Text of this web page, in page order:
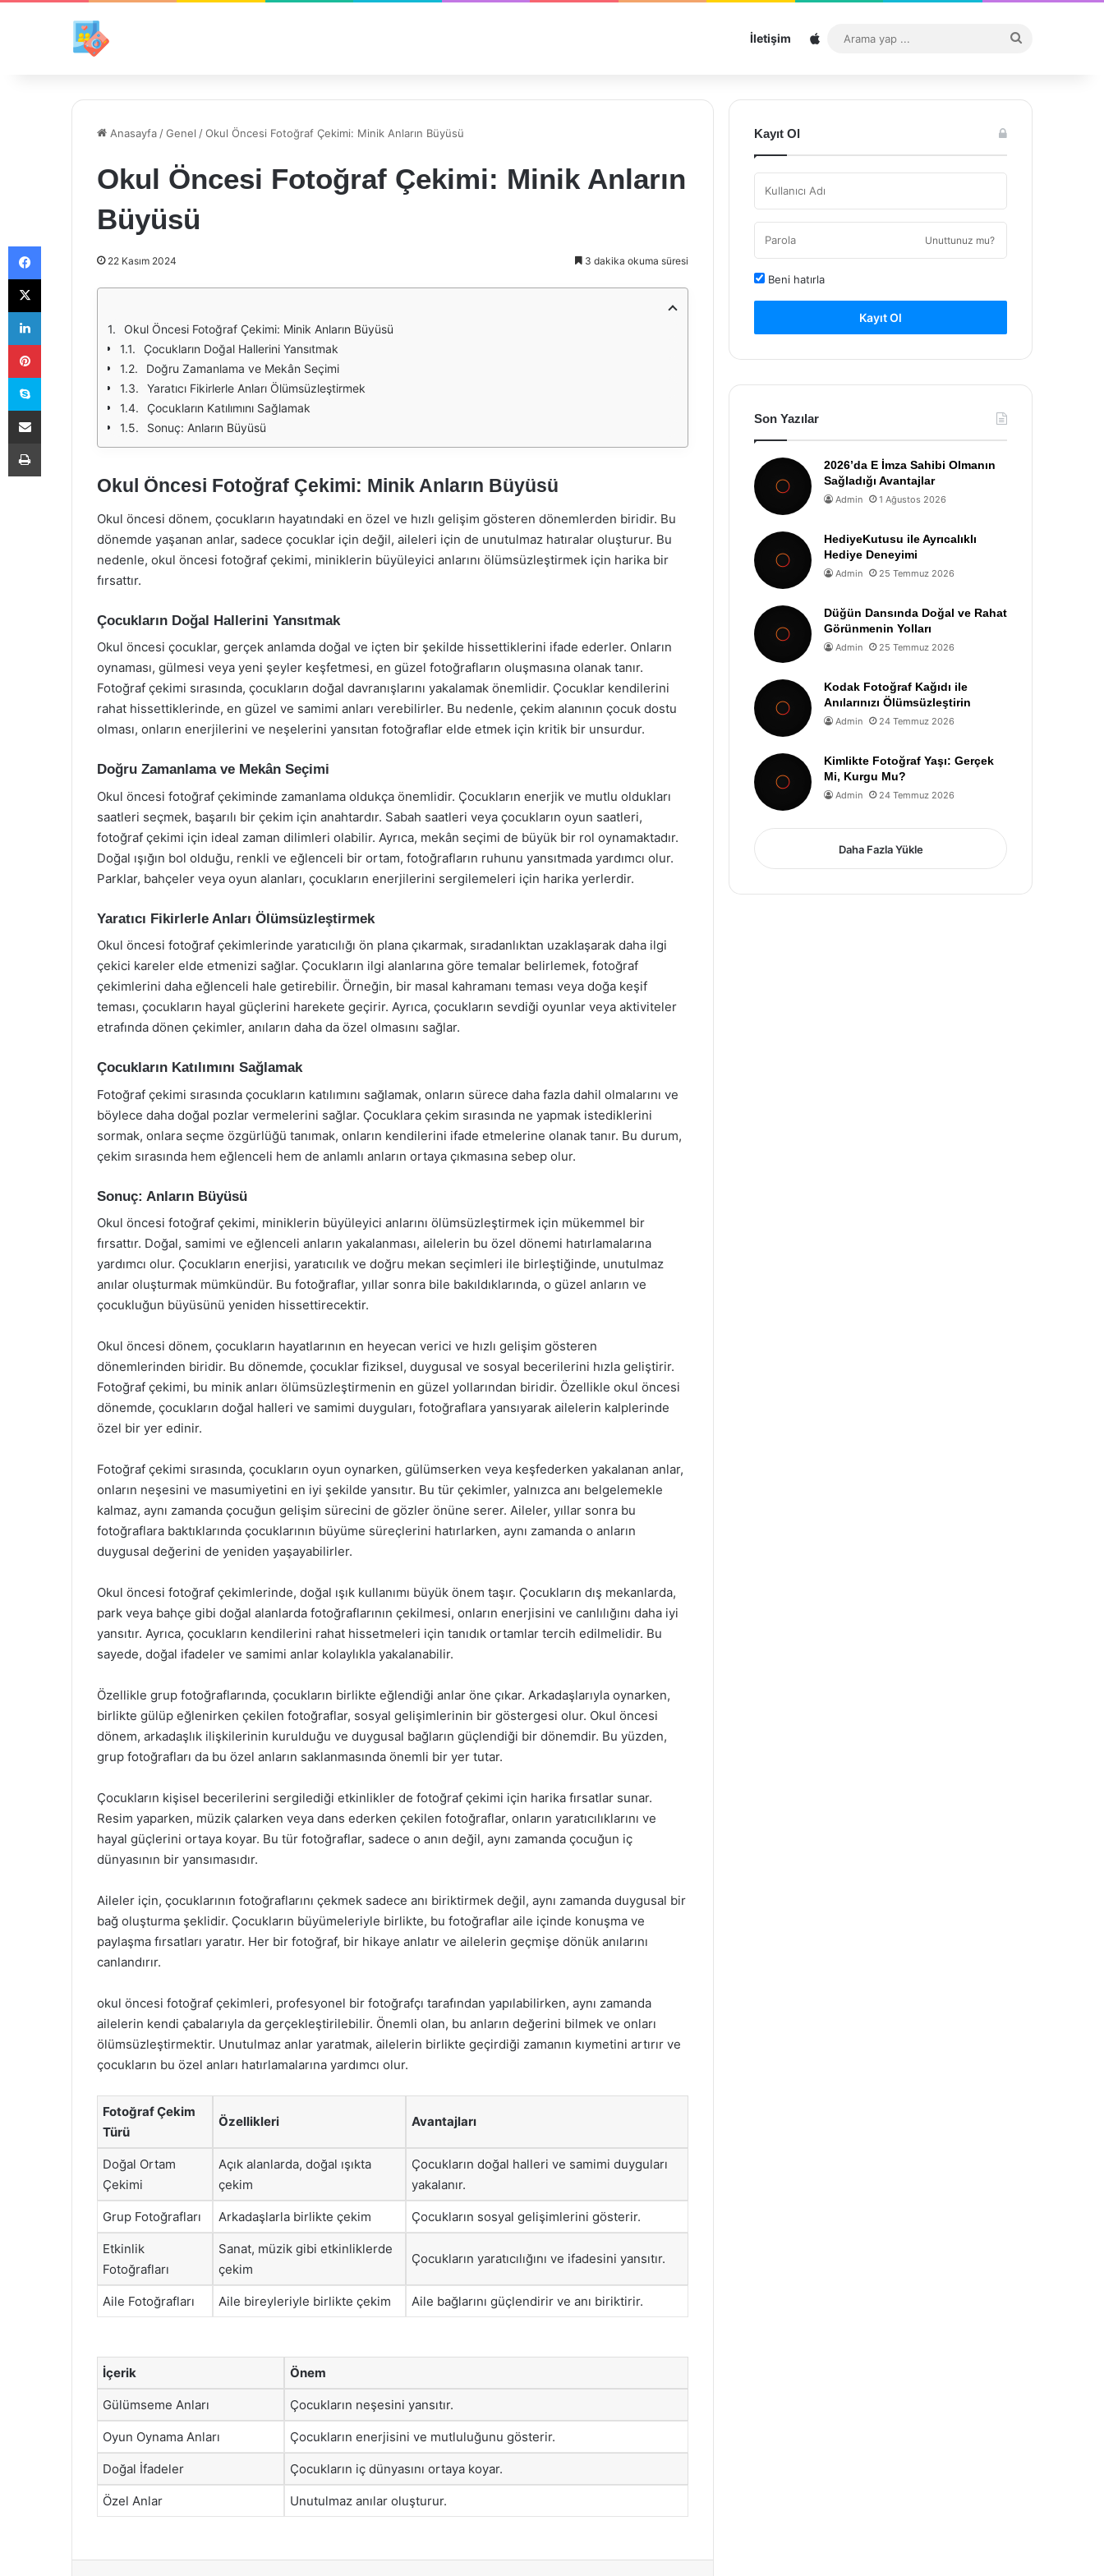
İletişim Sitemap
...
Anasayfa /Genel /Okul Öncesi Fotoğraf Çekimi: Minik Anların Büyüsü
Okul Öncesi Fotoğraf Çekimi: Minik Anların
Büyüsü
22 Kasım 2024 3 dakika okuma süresi
Okul Öncesi Fotoğraf Çekimi: Minik Anların Büyüsü
Çocukların Doğal Hallerini Yansıtmak
Doğru Zamanlama ve Mekân Seçimi
Yaratıcı Fikirlerle Anları Ölümsüzleştirmek
Çocukların Katılımını Sağlamak
Sonuç: Anların Büyüsü
Okul Öncesi Fotoğraf Çekimi: Minik Anların Büyüsü
Okul öncesi dönem, çocukların hayatındaki en özel ve hızlı gelişim gösteren dönemlerden biridir. Bu
dönemde yaşanan anlar, sadece çocuklar için değil, aileleri için de unutulmaz hatıralar oluşturur. Bu
nedenle, okul öncesi fotoğraf çekimi, miniklerin büyüleyici anlarını ölümsüzleştirmek için harika bir
fırsattır.
Çocukların Doğal Hallerini Yansıtmak
Okul öncesi çocuklar, gerçek anlamda doğal ve içten bir şekilde hissettiklerini ifade ederler. Onların
oynaması, gülmesi veya yeni şeyler keşfetmesi, en güzel fotoğrafların oluşmasına olanak tanır.
Fotoğraf çekimi sırasında, çocukların doğal davranışlarını yakalamak önemlidir. Çocuklar kendilerini
rahat hissettiklerinde, en güzel ve samimi anları verebilirler. Bu nedenle, çekim alanının çocuk dostu
olması, onların enerjilerini ve neşelerini yansıtan fotoğraflar elde etmek için kritik bir unsurdur.
Doğru Zamanlama ve Mekân Seçimi
Okul öncesi fotoğraf çekiminde zamanlama oldukça önemlidir. Çocukların enerjik ve mutlu oldukları
saatleri seçmek, başarılı bir çekim için anahtardır. Sabah saatleri veya çocukların oyun saatleri,
fotoğraf çekimi için ideal zaman dilimleri olabilir. Ayrıca, mekân seçimi de büyük bir rol oynamaktadır.
Doğal ışığın bol olduğu, renkli ve eğlenceli bir ortam, fotoğrafların ruhunu yansıtmada yardımcı olur.
Parklar, bahçeler veya oyun alanları, çocukların enerjilerini sergilemeleri için harika yerlerdir.
Yaratıcı Fikirlerle Anları Ölümsüzleştirmek
Okul öncesi fotoğraf çekimlerinde yaratıcılığı ön plana çıkarmak, sıradanlıktan uzaklaşarak daha ilgi
çekici kareler elde etmenizi sağlar. Çocukların ilgi alanlarına göre temalar belirlemek, fotoğraf
çekimlerini daha eğlenceli hale getirebilir. Örneğin, bir masal kahramanı teması veya doğa keşif
teması, çocukların hayal güçlerini harekete geçirir. Ayrıca, çocukların sevdiği oyunlar veya aktiviteler
etrafında dönen çekimler, anıların daha da özel olmasını sağlar.
Çocukların Katılımını Sağlamak
Fotoğraf çekimi sırasında çocukların katılımını sağlamak, onların sürece daha fazla dahil olmalarını ve
böylece daha doğal pozlar vermelerini sağlar. Çocuklara çekim sırasında ne yapmak istediklerini
sormak, onlara seçme özgürlüğü tanımak, onların kendilerini ifade etmelerine olanak tanır. Bu durum,
çekim sırasında hem eğlenceli hem de anlamlı anların ortaya çıkmasına sebep olur.
Sonuç: Anların Büyüsü
Okul öncesi fotoğraf çekimi, miniklerin büyüleyici anlarını ölümsüzleştirmek için mükemmel bir
fırsattır. Doğal, samimi ve eğlenceli anların yakalanması, ailelerin bu özel dönemi hatırlamalarına
yardımcı olur. Çocukların enerjisi, yaratıcılık ve doğru mekan seçimleri ile birleştiğinde, unutulmaz
anılar oluşturmak mümkündür. Bu fotoğraflar, yıllar sonra bile bakıldıklarında, o güzel anların ve
çocukluğun büyüsünü yeniden hissettirecektir.
Okul öncesi dönem, çocukların hayatlarının en heyecan verici ve hızlı gelişim gösteren
dönemlerinden biridir. Bu dönemde, çocuklar fiziksel, duygusal ve sosyal becerilerini hızla geliştirir.
Fotoğraf çekimi, bu minik anları ölümsüzleştirmenin en güzel yollarından biridir. Özellikle okul öncesi
dönemde, çocukların doğal halleri ve samimi duyguları, fotoğraflara yansıyarak ailelerin kalplerinde
özel bir yer edinir.
Fotoğraf çekimi sırasında, çocukların oyun oynarken, gülümserken veya keşfederken yakalanan anlar,
onların neşesini ve masumiyetini en iyi şekilde yansıtır. Bu tür çekimler, yalnızca anı belgelemekle
kalmaz, aynı zamanda çocuğun gelişim sürecini de gözler önüne serer. Aileler, yıllar sonra bu
fotoğraflara baktıklarında çocuklarının büyüme süreçlerini hatırlarken, aynı zamanda o anların
duygusal değerini de yeniden yaşayabilirler.
Okul öncesi fotoğraf çekimlerinde, doğal ışık kullanımı büyük önem taşır. Çocukların dış mekanlarda,
park veya bahçe gibi doğal alanlarda fotoğraflarının çekilmesi, onların enerjisini ve canlılığını daha iyi
yansıtır. Ayrıca, çocukların kendilerini rahat hissetmeleri için tanıdık ortamlar tercih edilmelidir. Bu
sayede, doğal ifadeler ve samimi anlar kolaylıkla yakalanabilir.
Özellikle grup fotoğraflarında, çocukların birlikte eğlendiği anlar öne çıkar. Arkadaşlarıyla oynarken,
birlikte gülüp eğlenirken çekilen fotoğraflar, sosyal gelişimlerinin bir göstergesi olur. Okul öncesi
dönem, arkadaşlık ilişkilerinin kurulduğu ve duygusal bağların güçlendiği bir dönemdir. Bu yüzden,
grup fotoğrafları da bu özel anların saklanmasında önemli bir yer tutar.
Çocukların kişisel becerilerini sergilediği etkinlikler de fotoğraf çekimi için harika fırsatlar sunar.
Resim yaparken, müzik çalarken veya dans ederken çekilen fotoğraflar, onların yaratıcılıklarını ve
hayal güçlerini ortaya koyar. Bu tür fotoğraflar, sadece o anın değil, aynı zamanda çocuğun iç
dünyasının bir yansımasıdır.
Aileler için, çocuklarının fotoğraflarını çekmek sadece anı biriktirmek değil, aynı zamanda duygusal bir
bağ oluşturma şeklidir. Çocukların büyümeleriyle birlikte, bu fotoğraflar aile içinde konuşma ve
paylaşma fırsatları yaratır. Her bir fotoğraf, bir hikaye anlatır ve ailelerin geçmişe dönük anılarını
canlandırır.
okul öncesi fotoğraf çekimleri, profesyonel bir fotoğrafçı tarafından yapılabilirken, aynı zamanda
ailelerin kendi çabalarıyla da gerçekleştirilebilir. Önemli olan, bu anların değerini bilmek ve onları
ölümsüzleştirmektir. Unutulmaz anlar yaratmak, ailelerin birlikte geçirdiği zamanın kıymetini artırır ve
çocukların bu özel anları hatırlamalarına yardımcı olur.
Fotoğraf Çekim
Türü
Özellikleri Avantajları
Doğal Ortam
Çekimi
Açık alanlarda, doğal ışıkta
çekim
Çocukların doğal halleri ve samimi duyguları
yakalanır.
Grup Fotoğrafları Arkadaşlarla birlikte çekim Çocukların sosyal gelişimlerini gösterir.
Etkinlik
Fotoğrafları
Sanat, müzik gibi etkinliklerde
çekim
Çocukların yaratıcılığını ve ifadesini yansıtır.
Aile Fotoğrafları Aile bireyleriyle birlikte çekim Aile bağlarını güçlendirir ve anı biriktirir.
İçerik Önem
Gülümseme Anları Çocukların neşesini yansıtır.
Oyun Oynama Anları Çocukların enerjisini ve mutluluğunu gösterir.
Doğal İfadeler Çocukların iç dünyasını ortaya koyar.
Özel Anlar Unutulmaz anılar oluşturur.
Kayıt Ol
Unuttunuz mu?
Beni hatırla
Kayıt Ol
Son Yazılar
2026’da E İmza Sahibi Olmanın
Sağladığı Avantajlar
Admin 1 Ağustos 2026
HediyeKutusu ile Ayrıcalıklı
Hediye Deneyimi
Admin 25 Temmuz 2026
Düğün Dansında Doğal ve Rahat
Görünmenin Yolları
Admin 25 Temmuz 2026
Kodak Fotoğraf Kağıdı ile
Anılarınızı Ölümsüzleştirin
Admin 24 Temmuz 2026
Kimlikte Fotoğraf Yaşı: Gerçek
Mi, Kurgu Mu?
Admin 24 Temmuz 2026
Daha Fazla Yükle
Facebook
X
LinkedIn
Pinterest
Skype
E-Posta ile paylaş